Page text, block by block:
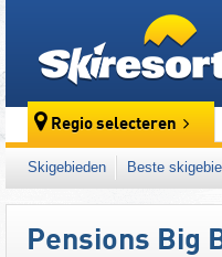
Regio selecteren
Skigebieden Beste
Pensions Big